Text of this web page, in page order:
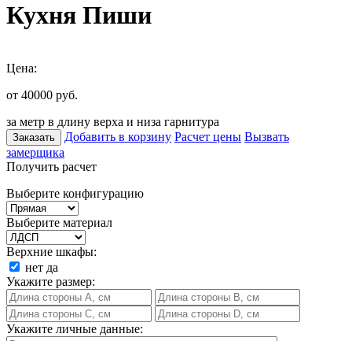
Кухня Пиши
Цена:
от 40000 руб.
за метр в длину верха и низа гарнитура
Заказать Добавить в корзину Расчет цены Вызвать
замерщика
Получить расчет
Выберите конфигурацию
Выберите материал
Верхние шкафы:
нет да
Укажите размер:
Укажите личные данные: